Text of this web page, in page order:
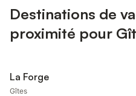
Destinations de
proximité pour
La Forge
Gîtes